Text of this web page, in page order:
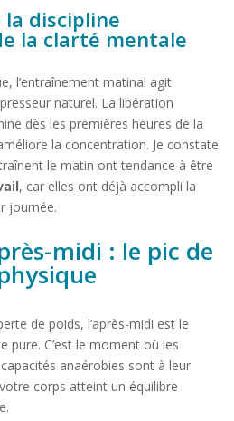
discipline
la clarté mentale
l’entraînement matinal agit
naturel. La libération
dès les premières heures de la
la concentration. Je constate
le matin ont tendance à être
, car elles ont déjà accompli la
journée.
midi : le pic de
de poids, l’après-midi est le
pure. C’est le moment où les
anaérobies sont à leur
corps atteint un équilibre